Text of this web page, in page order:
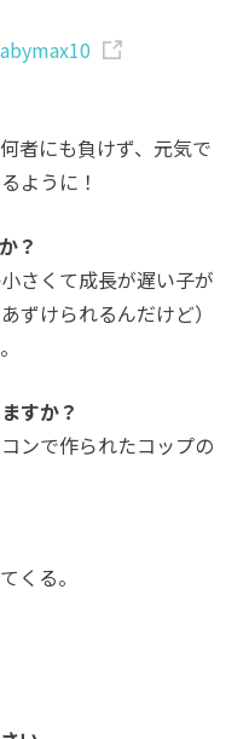
者にも負けず、元気で
ように！
？
さくて成長が遅い子が
ずけられるんだけど）
すか？
ンで作られたコップの
くる。